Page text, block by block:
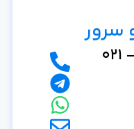
سرور